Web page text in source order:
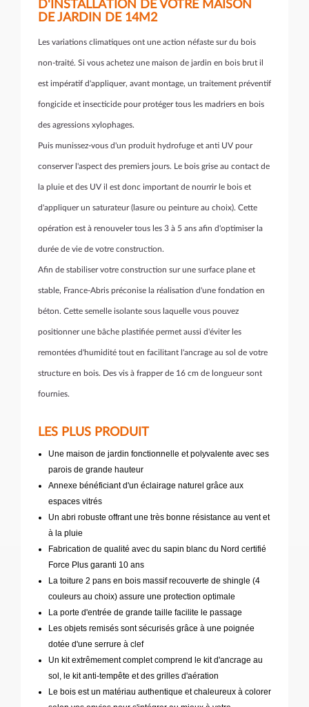
D'INSTALLATION DE VOTRE MAISON
DE JARDIN DE 14M2
Les variations climatiques ont une action néfaste sur du bois
non-traité. Si vous achetez une maison de jardin en bois brut il
est impératif d'appliquer, avant montage, un traitement préventif
fongicide et insecticide pour protéger tous les madriers en bois
des agressions xylophages.
Puis munissez-vous d'un produit hydrofuge et anti UV pour
conserver l'aspect des premiers jours. Le bois grise au contact de
la pluie et des UV il est donc important de nourrir le bois et
d'appliquer un saturateur (lasure ou peinture au choix). Cette
opération est à renouveler tous les 3 à 5 ans afin d'optimiser la
durée de vie de votre construction.
Afin de stabiliser votre construction sur une surface plane et
stable, France-Abris préconise la réalisation d'une fondation en
béton. Cette semelle isolante sous laquelle vous pouvez
positionner une bâche plastifiée permet aussi d'éviter les
remontées d'humidité tout en facilitant l'ancrage au sol de votre
structure en bois. Des vis à frapper de 16 cm de longueur sont
fournies.
LES PLUS PRODUIT
Une maison de jardin fonctionnelle et polyvalente avec ses
parois de grande hauteur
Annexe bénéficiant d'un éclairage naturel grâce aux
espaces vitrés
Un abri robuste offrant une très bonne résistance au vent et
à la pluie
Fabrication de qualité avec du sapin blanc du Nord certifié
Force Plus garanti 10 ans
La toiture 2 pans en bois massif recouverte de shingle (4
couleurs au choix) assure une protection optimale
La porte d'entrée de grande taille facilite le passage
Les objets remisés sont sécurisés grâce à une poignée
dotée d'une serrure à clef
Un kit extrêmement complet comprend le kit d'ancrage au
sol, le kit anti-tempête et des grilles d'aération
Le bois est un matériau authentique et chaleureux à colorer